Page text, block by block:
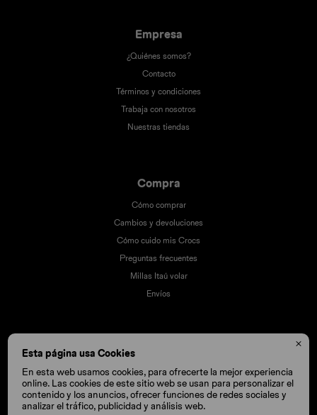

Esta página usa Cookies
En esta web usamos cookies, para ofrecerte la mejor experiencia
online. Las cookies de este sitio web se usan para personalizar el
contenido y los anuncios, ofrecer funciones de redes sociales y
analizar el tráfico, publicidad y análisis web.
Empresa
¿Quiénes somos?
Contacto
Términos y condiciones
Trabaja con nosotros
Nuestras tiendas
Compra
Cómo comprar
Cambios y devoluciones
Cómo cuido mis Crocs
Preguntas frecuentes
Millas Itaú volar
Envíos